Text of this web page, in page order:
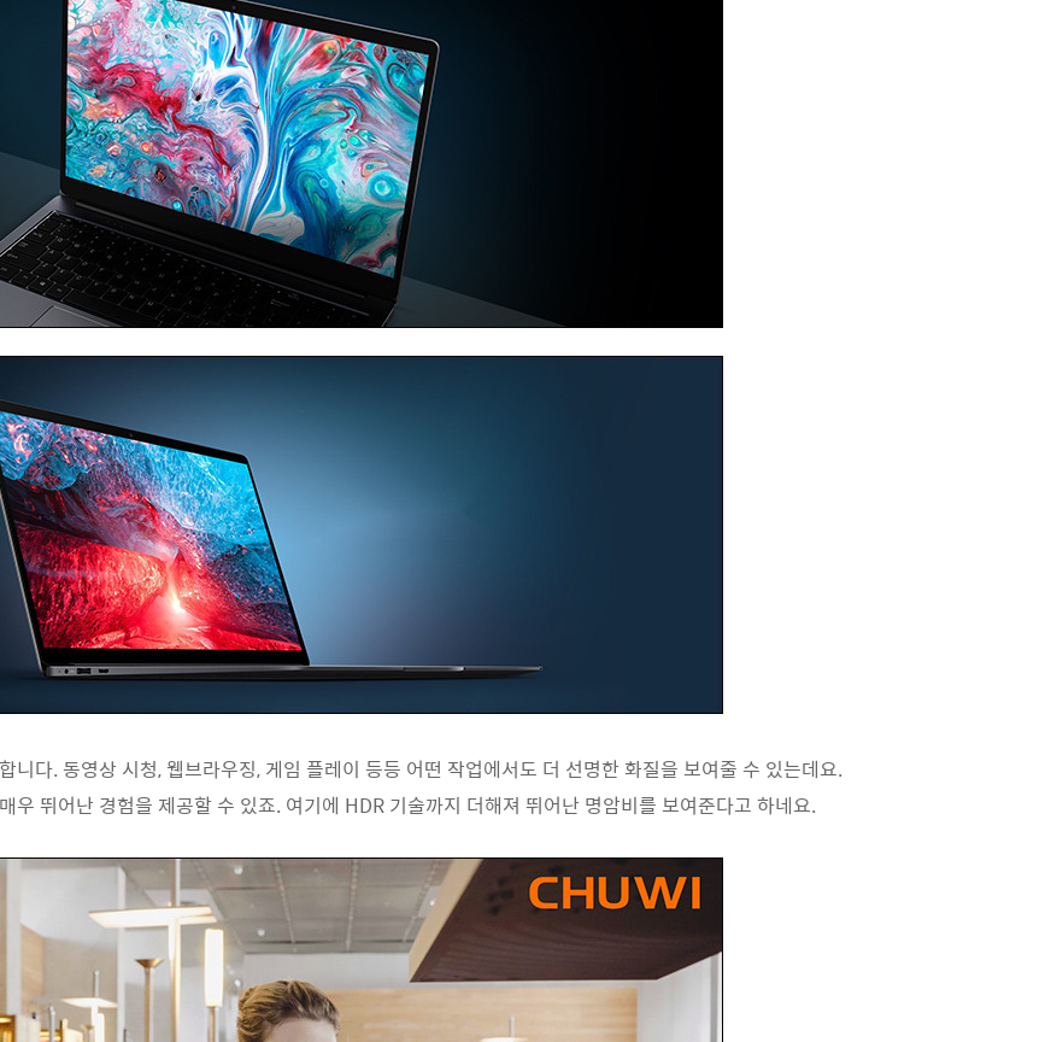
니다. 동영상 시청, 웹브라우징, 게임 플레이 등등 어떤 작업에서도 더 선명한 화질을 보여줄 수 있는데요.
뛰어난 경험을 제공할 수 있죠. 여기에 HDR 기술까지 더해져 뛰어난 명암비를 보여준다고 하네요.